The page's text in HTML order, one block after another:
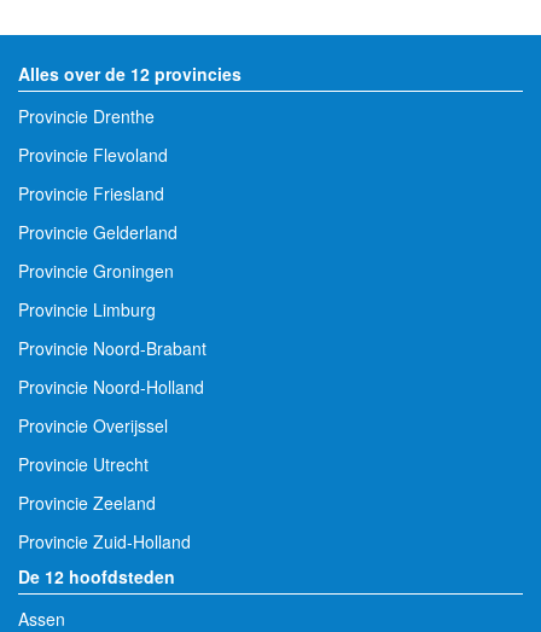
Alles over de 12 provincies
Provincie Drenthe
Provincie Flevoland
Provincie Friesland
Provincie Gelderland
Provincie Groningen
Provincie Limburg
Provincie Noord-Brabant
Provincie Noord-Holland
Provincie Overijssel
Provincie Utrecht
Provincie Zeeland
Provincie Zuid-Holland
De 12 hoofdsteden
Assen